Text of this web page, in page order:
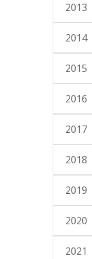
2013
2014
2015
2016
2017
2018
2019
2020
2021